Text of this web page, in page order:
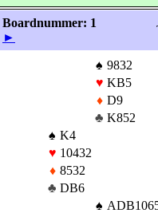
Boardnummer: 1
►
♠ 9832
♥ KB5
♦ D9
♣ K852
♠ K4
♥ 10432
♦ 8532
♣ DB6
♠